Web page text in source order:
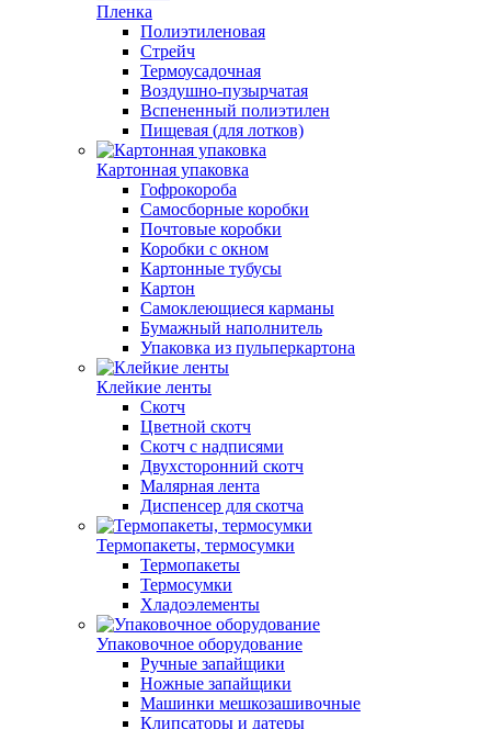
Пленка
Полиэтиленовая
Стрейч
Термоусадочная
Воздушно-пузырчатая
Вспененный полиэтилен
Пищевая (для лотков)
Картонная упаковка
Гофрокороба
Самосборные коробки
Почтовые коробки
Коробки с окном
Картонные тубусы
Картон
Самоклеющиеся карманы
Бумажный наполнитель
Упаковка из пульперкартона
Клейкие ленты
Скотч
Цветной скотч
Скотч с надписями
Двухсторонний скотч
Малярная лента
Диспенсер для скотча
Термопакеты, термосумки
Термопакеты
Термосумки
Хладоэлементы
Упаковочное оборудование
Ручные запайщики
Ножные запайщики
Машинки мешкозашивочные
Клипсаторы и датеры